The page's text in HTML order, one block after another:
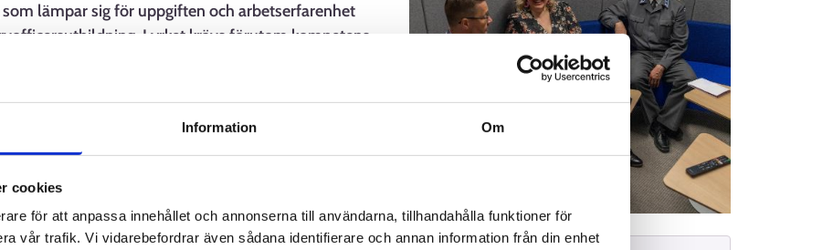
Information Om
cookies
för att anpassa innehållet och annonserna till användarna, tillhandahålla funktioner för
vår trafik. Vi vidarebefordrar även sådana identifierare och annan information från din enhet
lämpar sig för uppgiften och arbetserfarenhet
I yrket krävs förutom kompetens
kondition.